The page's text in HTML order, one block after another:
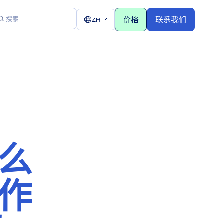
ZH 价格 联系我们